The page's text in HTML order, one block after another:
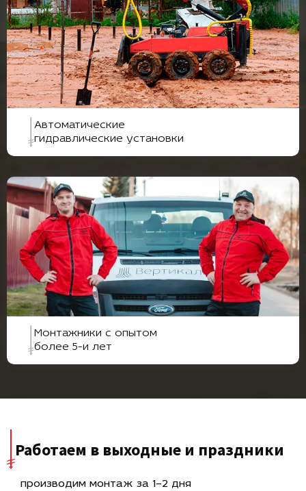
Автоматические
гидравлические установки
Монтажники с опытом
более 5-и лет
Работаем в выходные и праздники
производим монтаж за 1–2 дня